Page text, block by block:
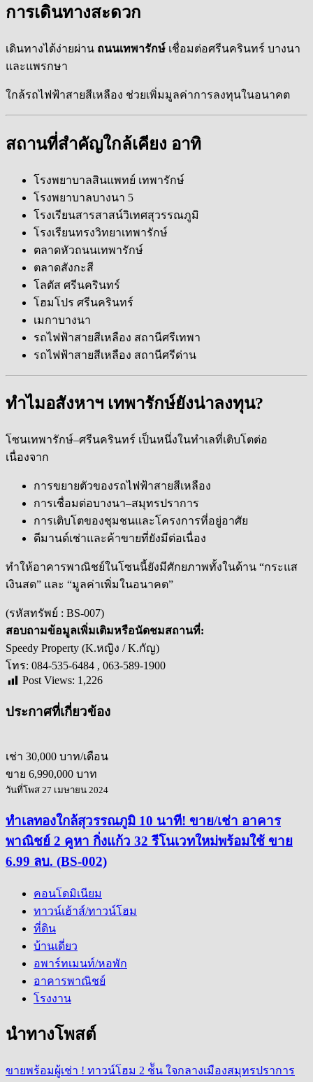
การเดินทางสะดวก
เดินทางได้ง่ายผ่าน ถนนเทพารักษ์ เชื่อมต่อศรีนครินทร์ บางนา
และแพรกษา
ใกล้รถไฟฟ้าสายสีเหลือง ช่วยเพิ่มมูลค่าการลงทุนในอนาคต
สถานที่สำคัญใกล้เคียง อาทิ
โรงพยาบาลสินแพทย์ เทพารักษ์
โรงพยาบาลบางนา 5
โรงเรียนสารสาสน์วิเทศสุวรรณภูมิ
โรงเรียนทรงวิทยาเทพารักษ์
ตลาดหัวถนนเทพารักษ์
ตลาดสังกะสี
โลตัส ศรีนครินทร์
โฮมโปร ศรีนครินทร์
เมกาบางนา
รถไฟฟ้าสายสีเหลือง สถานีศรีเทพา
รถไฟฟ้าสายสีเหลือง สถานีศรีด่าน
ทำไมอสังหาฯ เทพารักษ์ยังน่าลงทุน?
โซนเทพารักษ์–ศรีนครินทร์ เป็นหนึ่งในทำเลที่เติบโตต่อ
เนื่องจาก
การขยายตัวของรถไฟฟ้าสายสีเหลือง
การเชื่อมต่อบางนา–สมุทรปราการ
การเติบโตของชุมชนและโครงการที่อยู่อาศัย
ดีมานด์เช่าและค้าขายที่ยังมีต่อเนื่อง
ทำให้อาคารพาณิชย์ในโซนนี้ยังมีศักยภาพทั้งในด้าน “กระแส
เงินสด” และ “มูลค่าเพิ่มในอนาคต”
(รหัสทรัพย์ : BS-007)
สอบถามข้อมูลเพิ่มเติมหรือนัดชมสถานที่:
Speedy Property (K.หญิง / K.กัญ)
โทร: 084-535-6484 , 063-589-1900
Post Views: 1,226
ประกาศที่เกี่ยวข้อง
เช่า 30,000 บาท/เดือน
ขาย 6,990,000 บาท
วันที่โพส 27 เมษายน 2024
ทำเลทองใกล้สุวรรณภูมิ 10 นาที! ขาย/เช่า อาคาร
พาณิชย์ 2 คูหา กิ่งแก้ว 32 รีโนเวทใหม่พร้อมใช้ ขาย
6.99 ลบ. (BS-002)
คอนโดมิเนียม
ทาวน์เฮ้าส์/ทาวน์โฮม
ที่ดิน
บ้านเดี่ยว
อพาร์ทเมนท์/หอพัก
อาคารพาณิชย์
โรงงาน
นำทางโพสต์
ขายพร้อมผู้เช่า ! ทาวน์โฮม 2 ช้ัน ใจกลางเมืองสมุทรปราการ